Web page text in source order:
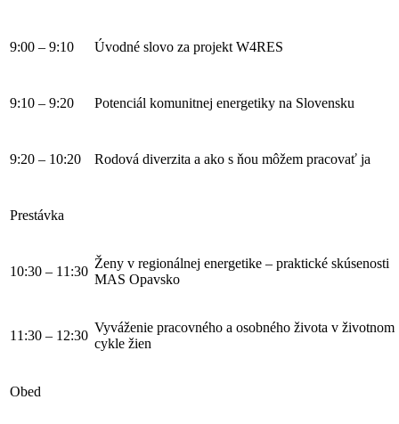
9:00 – 9:10 Úvodné slovo za projekt W4RES
9:10 – 9:20 Potenciál komunitnej energetiky na Slovensku
9:20 – 10:20 Rodová diverzita a ako s ňou môžem pracovať ja
Prestávka
10:30 – 11:30
Ženy v regionálnej energetike – praktické skúsenosti
MAS Opavsko
11:30 – 12:30
Vyváženie pracovného a osobného života v životnom
cykle žien
Obed